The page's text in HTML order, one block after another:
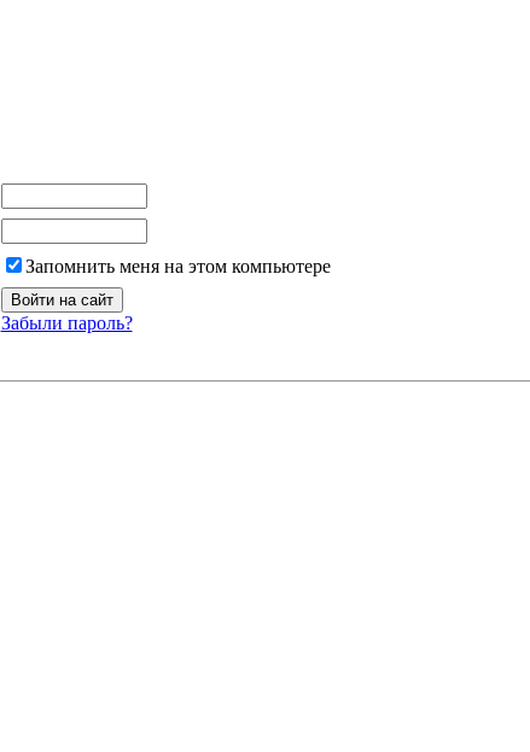
Запомнить меня на этом компьютере
Забыли пароль?